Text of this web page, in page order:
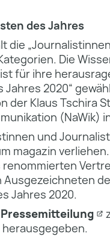
des Jahres
die
Die
für ihre
Jahres 2020“
der Klaus Tschira
(NaWik)
und
magazin
Jahres 2020.
Pressemitteilung